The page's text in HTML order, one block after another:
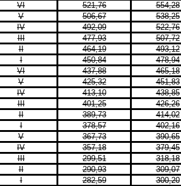
VI 521,76
554,28
V
506,67
538,25
IV
492,09
522,76
III
477,93
507,72
II
464,19
493,12
I
450,84 478,94
VI 437,88
465,18
V
425,32
451,83
IV
413,10
438,85
III
401,25
426,26
II
389,73
414,02
I
378,57 402,16
V 367,73
390,65
IV
357,18
379,45
III
299,51
318,18
II
290,93
309,07
I
282,59 300,20